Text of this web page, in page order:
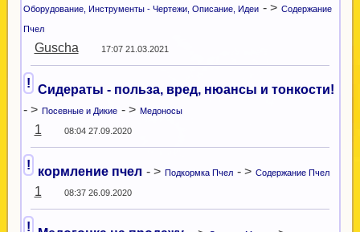
Оборудование, Инструменты - Чертежи, Описание, Идеи - > Содержание
Пчел
Guscha 17:07 21.03.2021
! Сидераты - польза, вред, нюансы и тонкости!
- > Посевные и Дикие - > Медоносы
1 08:04 27.09.2020
! кормление пчел - > Подкормка Пчел - > Содержание Пчел
1 08:37 26.09.2020
!